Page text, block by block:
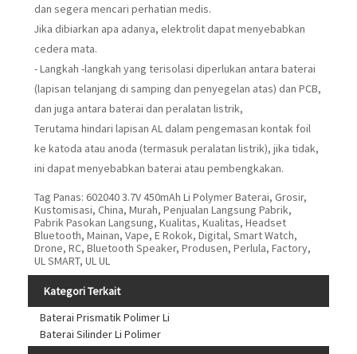
dan segera mencari perhatian medis.
Jika dibiarkan apa adanya, elektrolit dapat menyebabkan
cedera mata.
- Langkah -langkah yang terisolasi diperlukan antara baterai
(lapisan telanjang di samping dan penyegelan atas) dan PCB,
dan juga antara baterai dan peralatan listrik,
Terutama hindari lapisan AL dalam pengemasan kontak foil
ke katoda atau anoda (termasuk peralatan listrik), jika tidak,
ini dapat menyebabkan baterai atau pembengkakan.
Tag Panas: 602040 3.7V 450mAh Li Polymer Baterai, Grosir,
Kustomisasi, China, Murah, Penjualan Langsung Pabrik,
Pabrik Pasokan Langsung, Kualitas, Kualitas, Headset
Bluetooth, Mainan, Vape, E Rokok, Digital, Smart Watch,
Drone, RC, Bluetooth Speaker, Produsen, Perlula, Factory,
UL SMART, UL UL
Kategori Terkait
Baterai Prismatik Polimer Li
Baterai Silinder Li Polimer